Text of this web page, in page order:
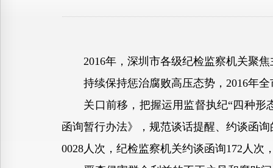
2016年，深圳市各级纪检监察机关聚焦
持续保持惩治腐败高压态势，2016年全
关口前移，把握运用监督执纪“四种形
函询暂行办法》，规范谈话提醒、约谈函
0028人次，纪检监察机关约谈函询172人次